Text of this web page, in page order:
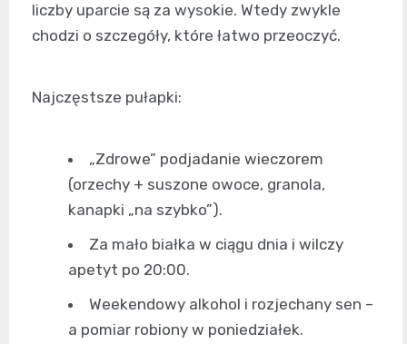
liczby uparcie są za wysokie. Wtedy zwykle
chodzi o szczegóły, które łatwo przeoczyć.
Najczęstsze pułapki:
„Zdrowe” podjadanie wieczorem
(orzechy + suszone owoce, granola,
kanapki „na szybko”).
Za mało białka w ciągu dnia i wilczy
apetyt po 20:00.
Weekendowy alkohol i rozjechany sen –
a pomiar robiony w poniedziałek.